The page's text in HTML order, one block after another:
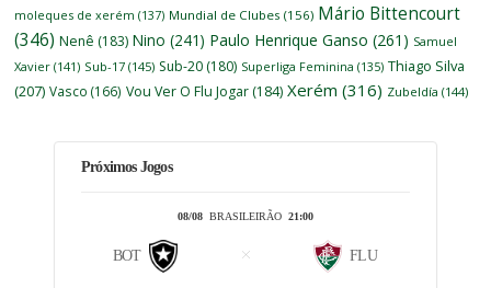
moleques de xerém (137) Mundial de Clubes (156) Mário Bittencourt
(346) Nenê (183) Nino (241) Paulo Henrique Ganso (261) Samuel
Xavier (141) Sub-17 (145) Sub-20 (180) Superliga Feminina (135) Thiago Silva
(207) Vasco (166) Vou Ver O Flu Jogar (184) Xerém (316) Zubeldía (144)
Próximos Jogos
08/08BRASILEIRÃO 21:00
BOT FLU